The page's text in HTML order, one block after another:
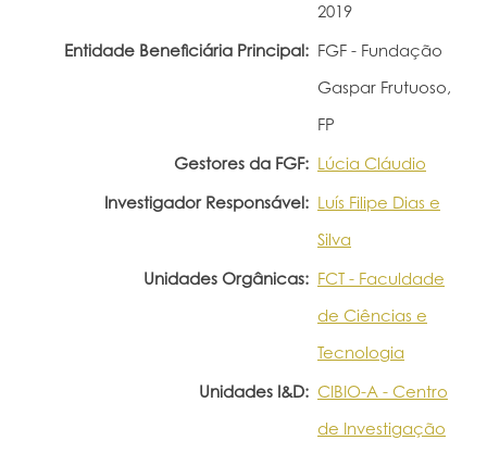
2019
Entidade Beneficiária Principal: FGF - Fundação
Gaspar Frutuoso,
FP
Gestores da FGF: Lúcia Cláudio
Investigador Responsável: Luís Filipe Dias e
Silva
Unidades Orgânicas: FCT - Faculdade
de Ciências e
Tecnologia
Unidades I&D: CIBIO-A - Centro
de Investigação